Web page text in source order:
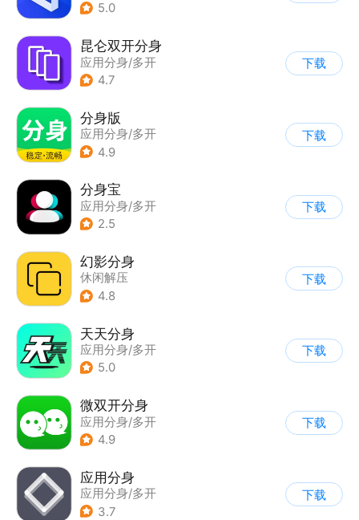
5.0
昆仑双开分身
应用分身/多开
4.7
下载
分身版
应用分身/多开
4.9
下载
分身宝
应用分身/多开
2.5
下载
幻影分身
休闲解压
| 应用分身/多开
4.8
下载
天天分身
应用分身/多开
5.0
下载
微双开分身
应用分身/多开
4.9
下载
应用分身
应用分身/多开
3.7
下载